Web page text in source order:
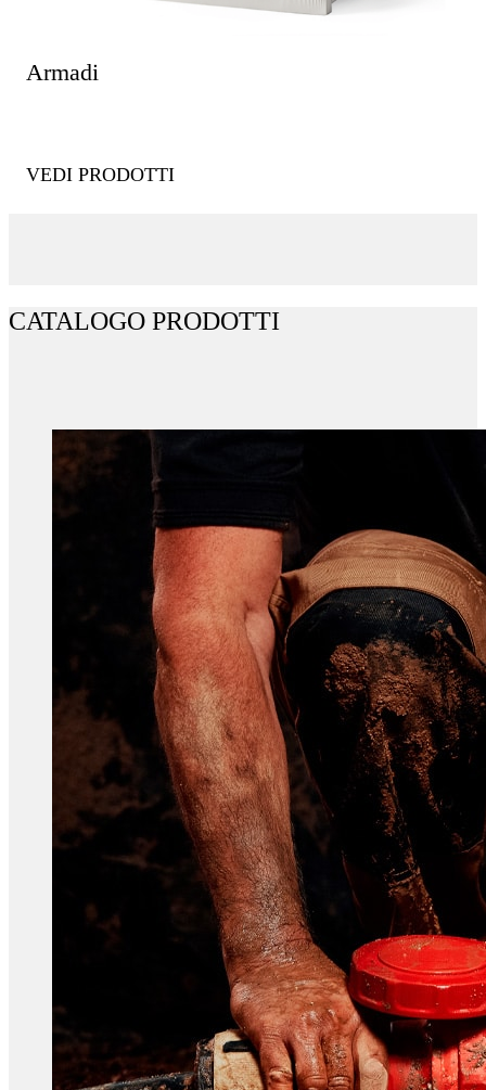
Armadi
VEDI PRODOTTI
CATALOGO PRODOTTI